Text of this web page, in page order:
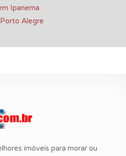
Ipanema
Alegre
imóveis para morar ou